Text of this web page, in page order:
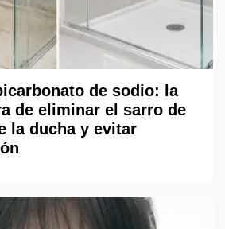
de sodio: la
de eliminar el sarro de
la ducha y evitar